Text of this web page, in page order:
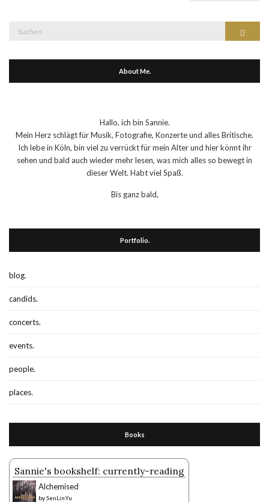
About Me.
Hallo, ich bin Sannie.
Mein Herz schlägt für Musik, Fotografie, Konzerte und alles Britische.
Ich lebe in Köln, bin viel zu verrückt für mein Alter und hier könnt ihr
sehen und bald auch wieder mehr lesen, was mich alles so bewegt in
dieser Welt. Habt viel Spaß.
Bis ganz bald,
Portfolio.
blog.
candids.
concerts.
events.
people.
places.
Books
Sannie's bookshelf: currently-reading
Alchemised
bySenLinYu